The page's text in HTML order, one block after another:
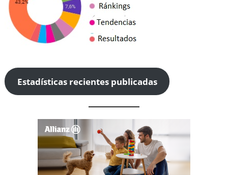
Estadísticas recientes publicadas